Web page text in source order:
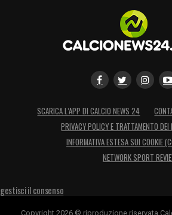
SCARICA L’APP DI CALCIO NEWS 24
PRIVACY POLICY E TRATTAMENTO DEI
INFORMATIVA ESTESA SUI COOKIE
NETWORK SPORT
gestisci il consenso
Copyright 2026 © riproduzione riservata